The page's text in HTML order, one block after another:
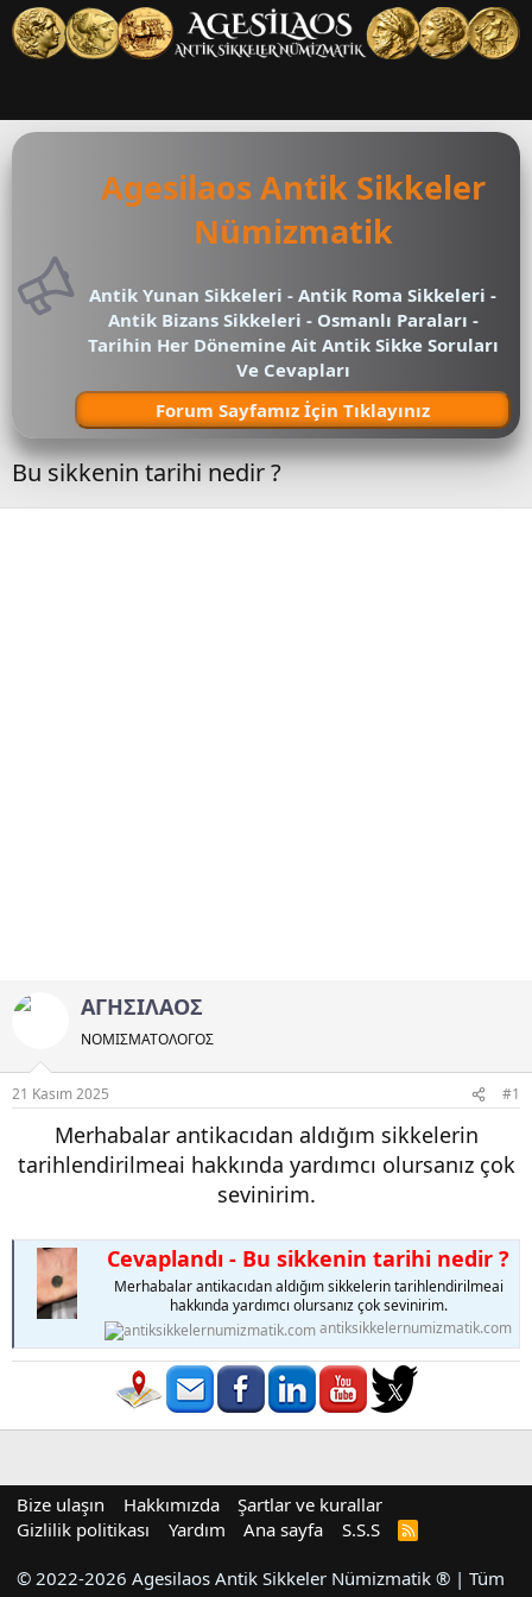
Agesilaos Antik Sikkeler
Nümizmatik
Antik Yunan Sikkeleri - Antik Roma Sikkeleri -
Antik Bizans Sikkeleri - Osmanlı Paraları -
Tarihin Her Dönemine Ait Antik Sikke Soruları
Ve Cevapları
Forum Sayfamız İçin Tıklayınız
Bu sikkenin tarihi nedir ?
ΑΓΗΣΙΛΑΟΣ
ΝΟΜΙΣΜΑΤΟΛOΓΟΣ
21 Kasım 2025 #1
Merhabalar antikacıdan aldığım sikkelerin
tarihlendirilmeai hakkında yardımcı olursanız çok
sevinirim.
Cevaplandı - Bu sikkenin tarihi nedir ?
Merhabalar antikacıdan aldığım sikkelerin tarihlendirilmeai
hakkında yardımcı olursanız çok sevinirim.
antiksikkelernumizmatik.com
Bize ulaşın Hakkımızda
Şartlar ve kurallar
Gizlilik politikası
Yardım Ana sayfa S.S.S
R
S
© 2022-2026 Agesilaos Antik Sikkeler Nümizmatik ® | Tüm